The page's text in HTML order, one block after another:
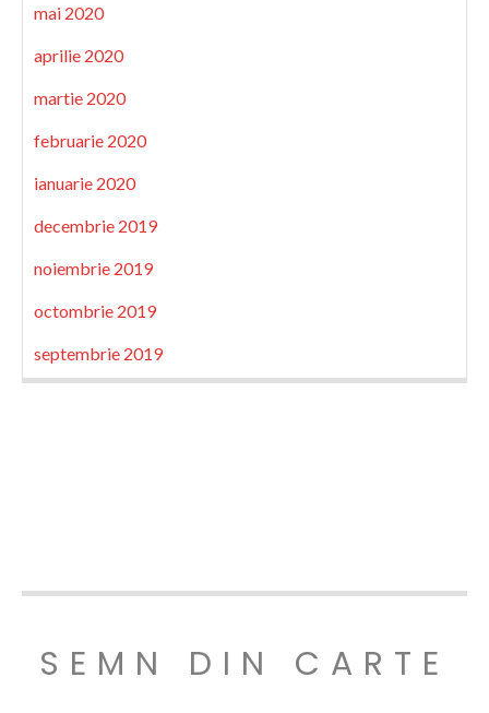
mai 2020
aprilie 2020
martie 2020
februarie 2020
ianuarie 2020
decembrie 2019
noiembrie 2019
octombrie 2019
septembrie 2019
SEMN DIN CARTE